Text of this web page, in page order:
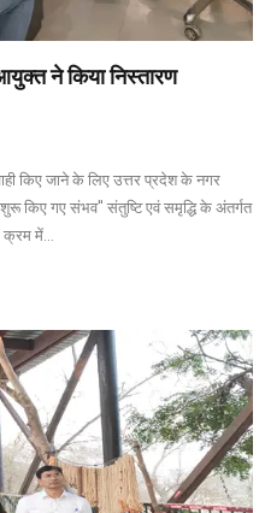
ने किया निस्तारण
किए जाने के लिए उत्तर प्रदेश के नगर
किए गए संभव" संतुष्टि एवं समृद्धि के अंतर्गत
क्रम में…